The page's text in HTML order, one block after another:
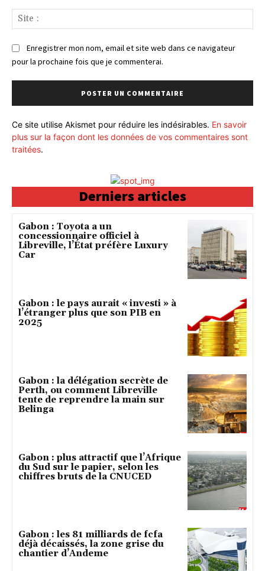
:
Enregistrer mon nom, email et site web dans ce navigateur
pour la prochaine fois que je commenterai.
Ce site utilise Akismet pour réduire les indésirables. En savoir
plus sur la façon dont les données de vos commentaires sont
traitées.
Derniers articles
Gabon : Toyota a un
concessionnaire officiel à
Libreville, l’État préfère Luxury
Car
Gabon : le pays aurait « investi » à
l’étranger plus que son PIB en
2025
Gabon : la délégation secrète de
Perth, ou comment Libreville
tente de reprendre la main sur
Belinga
Gabon : plus attractif que l’Afrique
du Sud sur le papier, selon les
chiffres bruts de la CNUCED
Gabon : les 81 milliards de fcfa
déjà décaissés, la zone grise du
chantier d’Andeme